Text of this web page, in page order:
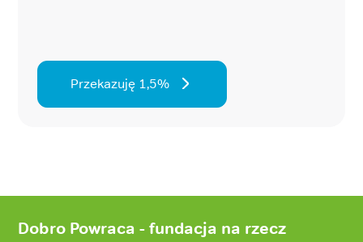
Przekazuję 1,5%
stronyDobro Powraca - fundacja na rzecz